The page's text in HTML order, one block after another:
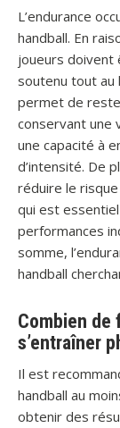
L’endurance
handball. En
joueurs doivent
soutenu tout au
permet de
conservant une
une capacité à
d’intensité. De
réduire le
qui est
performances
somme,
handball
Combien de
s’entraîner
Il est
handball au
obtenir des